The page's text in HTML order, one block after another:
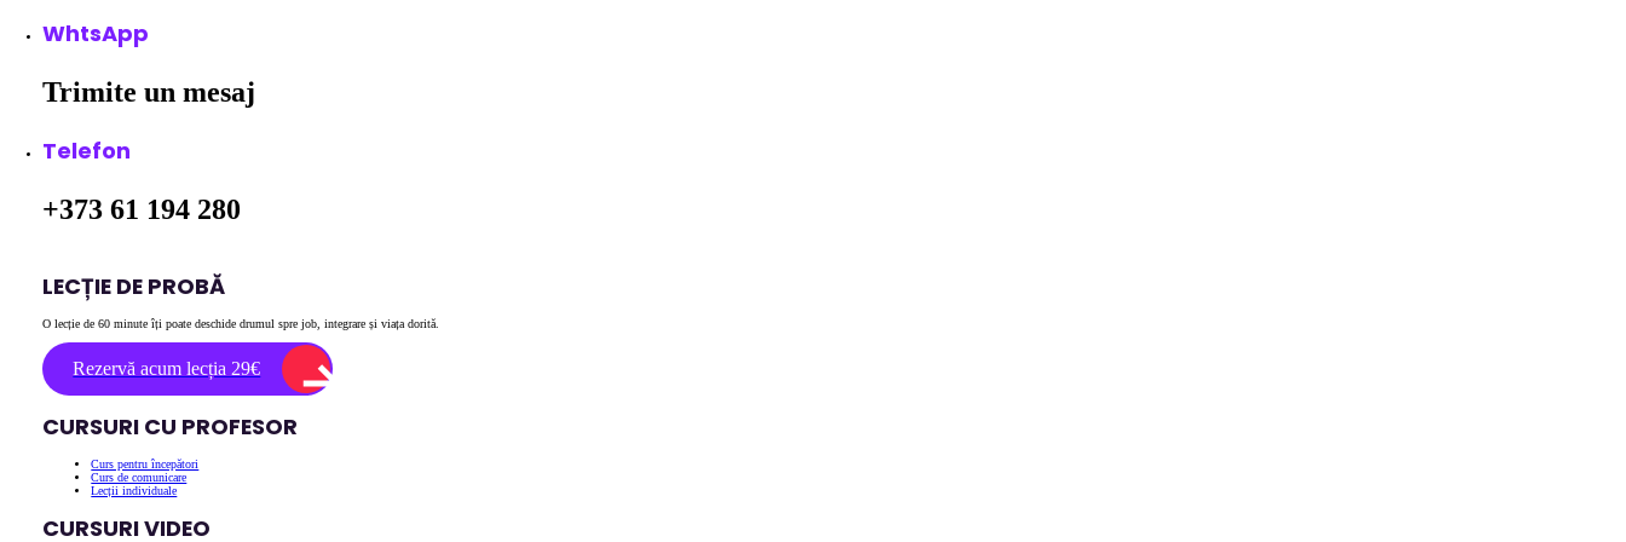
WhtsApp
Trimite un mesaj
Telefon
+373 61 194 280
LECȚIE DE PROBĂ
O lecție de 60 minute îți poate deschide drumul spre job, integrare și viața dorită.
Rezervă acum lecția 29€
CURSURI CU PROFESOR
Curs pentru începători
Curs de comunicare
Lecții individuale
CURSURI VIDEO